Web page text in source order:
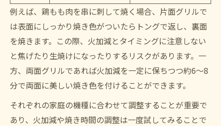
例えば、鶏もも肉を串に刺して焼く場合、片面グリルで
は表面にしっかり焼き色がついたらトングで返し、裏面
を焼きます。この際、火加減とタイミングに注意しない
と焦げたり生焼けになったりするリスクがあります。一
方、両面グリルであれば火加減を一定に保ちつつ約6〜8
分で両面に美しい焼き色を付けることができます。
それぞれの家庭の機種に合わせて調整することが重要で
あり、火加減や焼き時間の調整は一度試してみることで